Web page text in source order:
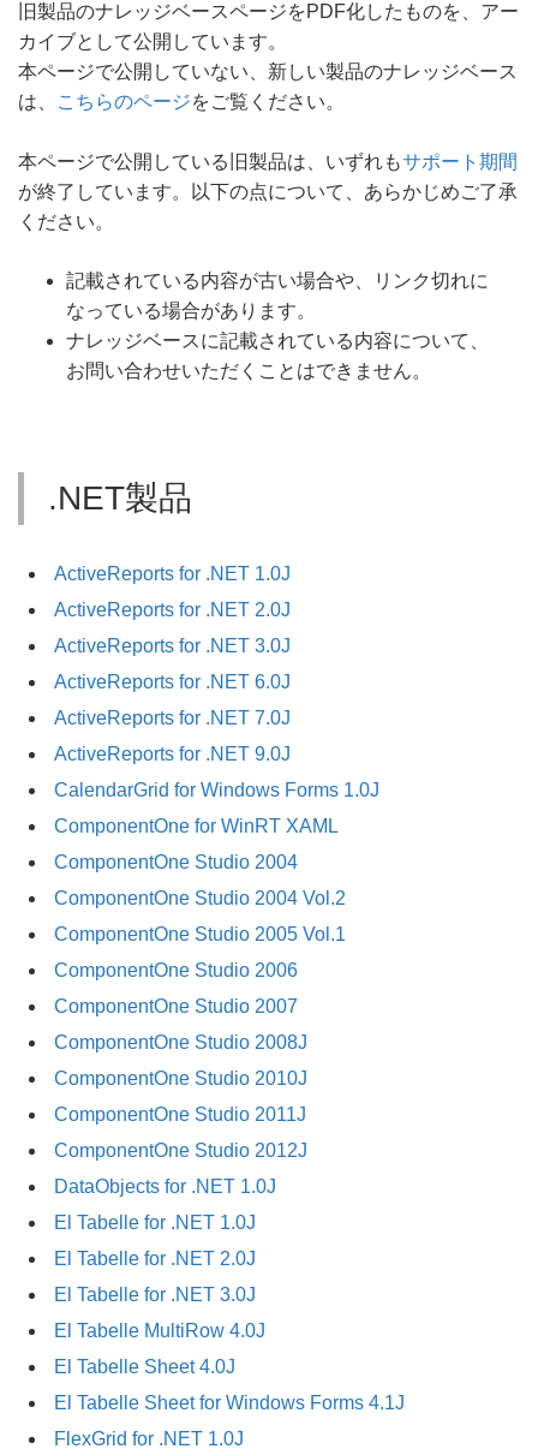
旧製品のナレッジベースページをPDF化したものを、アー
カイブとして公開しています。
本ページで公開していない、新しい製品のナレッジベース
は、
こちらのページをご覧ください。
本ページで公開している旧製品は、いずれもサポート期間
が終了しています。以下の点について、あらかじめご了承
ください。
記載されている内容が古い場合や、リンク切れに
なっている場合があります。
ナレッジベースに記載されている内容について、
お問い合わせいただくことはできません。
.NET製品
ActiveReports for .NET 1.0J
ActiveReports for .NET 2.0J
ActiveReports for .NET 3.0J
ActiveReports for .NET 6.0J
ActiveReports for .NET 7.0J
ActiveReports for .NET 9.0J
CalendarGrid for Windows Forms 1.0J
ComponentOne for WinRT XAML
ComponentOne Studio 2004
ComponentOne Studio 2004 Vol.2
ComponentOne Studio 2005 Vol.1
ComponentOne Studio 2006
ComponentOne Studio 2007
ComponentOne Studio 2008J
ComponentOne Studio 2010J
ComponentOne Studio 2011J
ComponentOne Studio 2012J
DataObjects for .NET 1.0J
El Tabelle for .NET 1.0J
El Tabelle for .NET 2.0J
El Tabelle for .NET 3.0J
El Tabelle MultiRow 4.0J
El Tabelle Sheet 4.0J
El Tabelle Sheet for Windows Forms 4.1J
FlexGrid for .NET 1.0J